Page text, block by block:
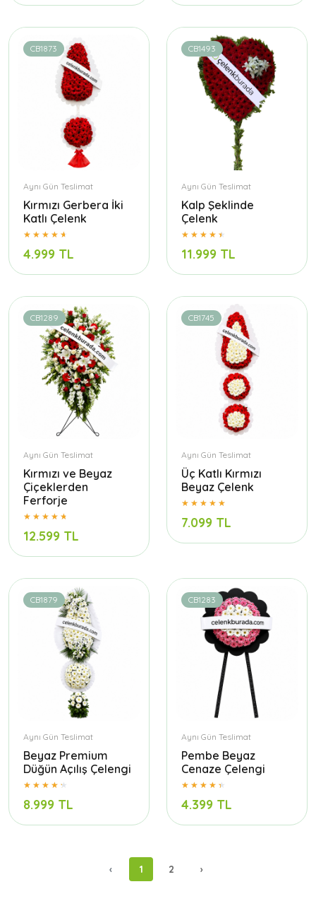
CB1873
Aynı Gün Teslimat
Kırmızı Gerbera İki
Katlı Çelenk
4.999 TL
CB1493
Aynı Gün Teslimat
Kalp Şeklinde
Çelenk
11.999 TL
CB1289
Aynı Gün Teslimat
Kırmızı ve Beyaz
Çiçeklerden
Ferforje
12.599 TL
CB1745
Aynı Gün Teslimat
Üç Katlı Kırmızı
Beyaz Çelenk
7.099 TL
CB1879
Aynı Gün Teslimat
Beyaz Premium
Düğün Açılış Çelengi
8.999 TL
CB1283
Aynı Gün Teslimat
Pembe Beyaz
Cenaze Çelengi
4.399 TL
‹ 1 2 ›